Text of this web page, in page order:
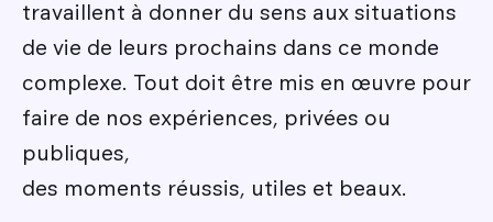
travaillent à donner du sens aux situations
de vie de leurs prochains dans ce monde
complexe. Tout doit être mis en œuvre pour
faire de nos expériences, privées ou
publiques,
des moments réussis, utiles et beaux.